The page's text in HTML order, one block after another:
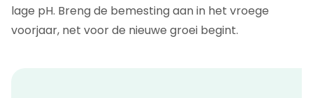
lage pH. Breng de bemesting aan in het vroege
voorjaar, net voor de nieuwe groei begint.